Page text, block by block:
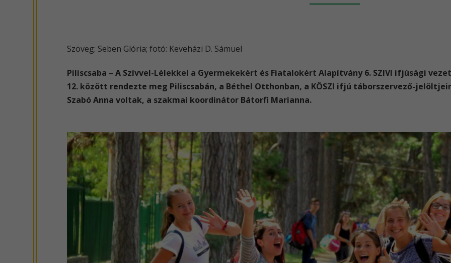
Szöveg: Seben Glória; fotó: Keveházi D. Sámuel
Piliscsaba – A Szívvel-Lélekkel a Gyermekekért és Fiatalokért Alapítvány 6. SZIVI ifjúsági
12. között rendezte meg Piliscsabán, a Béthel Otthonban, a KÖSZI ifjú táborszervező-
Szabó Anna voltak, a szakmai koordinátor Bátorfi Marianna.